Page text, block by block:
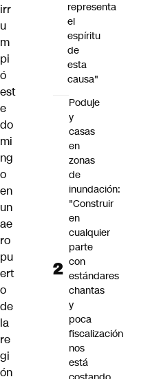
irr
u
m
pi
ó
est
e
do
mi
ng
o
en
un
ae
ro
pu
ert
o
de
la
re
gi
ón
representa
el
espíritu
de
esta
causa"
Poduje
y
casas
en
zonas
de
inundación:
"Construir
en
cualquier
parte
con
estándares
chantas
y
poca
fiscalización
nos
está